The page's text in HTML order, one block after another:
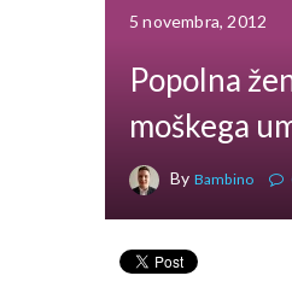
5 novembra, 2012
Popolna
moškega
By Bambino